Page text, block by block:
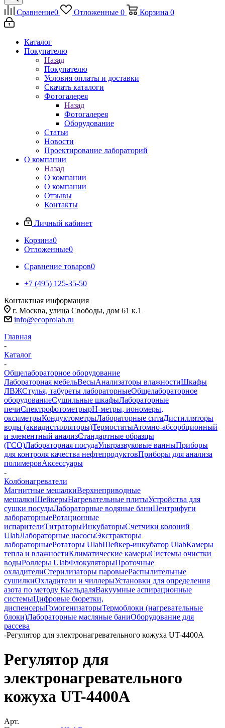
Сравнение0 Отложенные 0 Корзина 0
Каталог
Покупателю
Назад
Покупателю
Условия оплаты и доставки
Скачать каталоги
Фотогалерея
Назад
Фотогалерея
Оборудование
Статьи
Новости
Проектирование лабораторий
О компании
Назад
О компании
О компании
Отзывы
Контакты
Личный кабинет
Корзина0
Отложенные0
Сравнение товаров0
+7 (495) 125-35-50
Контактная информация
г. Москва, улица Свободы, дом 61 к.1
info@ecoprolab.ru
Главная
-
Каталог
-
Общелабораторное оборудование
Лабораторная мебельВесыАнализаторы влажностиШкафы
ЛВЖСтулья, табуреты лабораторныеОбщелабораторное
оборудованиеСушильные шкафыЛабораторные
печиСпектрофотометрыpH-метры, иономеры,
оксиметрыКондуктометрыЛабораторные ситаДистилляторы
воды (аквадистилляторы)ТермостатыАтомно-абсорбционный
и элементный анализСтандартные образцы
(ГСО)Лабораторная посудаУльтразвуковые ванныПриборы
для контроля качества нефтепродуктовПриборы для анализа
полимеровАксессуары
-
Колбонагреватели
Магнитные мешалкиВерхнеприводные
мешалкиШейкерыНагревательные плитыУстройства для
сушки посудыЛабораторные водяные баниЦентрифуги
лабораторныеРотационные
испарителиТитраторыИнкубаторыСчетчики колоний
UlabЛабораторные насосыЭкстракторы
лабораторныеРотаторы UlabШейкер-инкубатор UlabКамеры
тепла и влажностиКлиматические камерыСистемы очистки
водыРоллеры UlabФлокуляторыПроточные
охладителиСтерилизаторы паровыеРаспылительные
сушилкиОхладители и чиллерыУстановки для определения
азота по методу КьельдаляВакуумные аспирационные
системыЦифровые бюретки,
диспенсерыГомогенизаторыТермоблоки (нагревательные
блоки)Лабораторные масляные баниОборудование для
рассева
-Регулятор для электронагревательного кожуха UT-4400А
Регулятор для
электронагревательного
кожуха UT-4400А
Арт.